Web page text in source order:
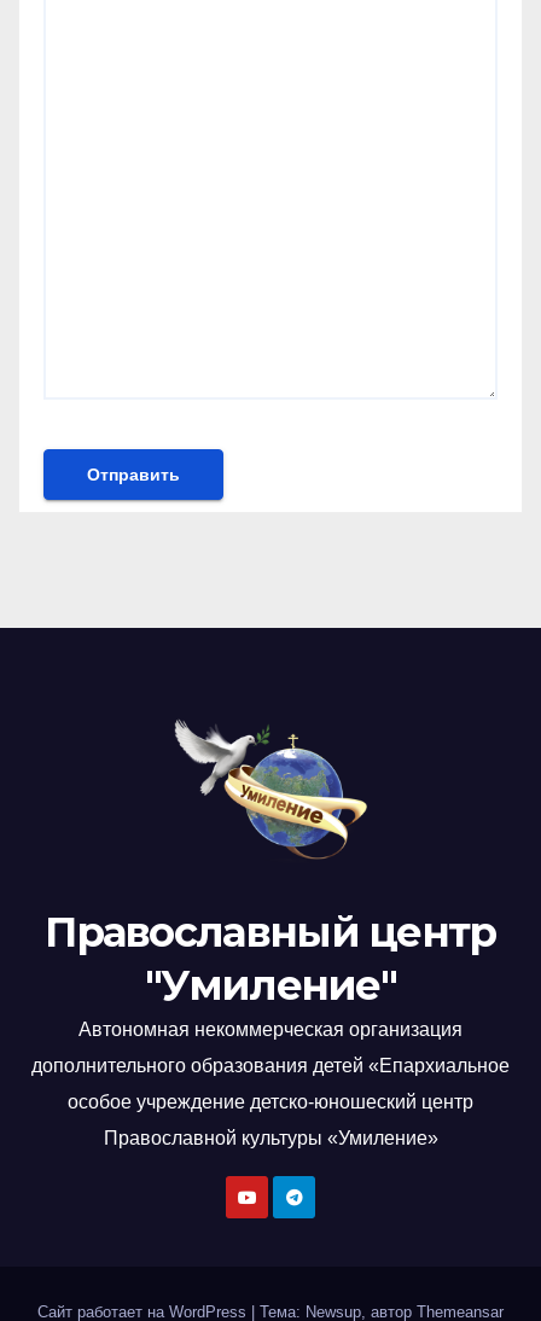
Православный центр
"Умиление"
Автономная некоммерческая организация
дополнительного образования детей «Епархиальное
особое учреждение детско-юношеский центр
Православной культуры «Умиление»
Сайт работает на WordPress Тема: Newsup, автор Themeansar